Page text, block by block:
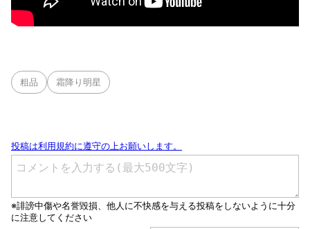
粗品 霜降り明星